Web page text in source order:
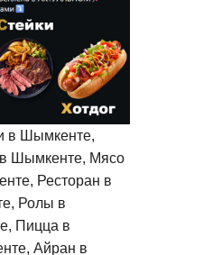
в Шымкенте,
Шымкенте, Мясо
Ресторан в
Ролы в
Пицца в
Айран в